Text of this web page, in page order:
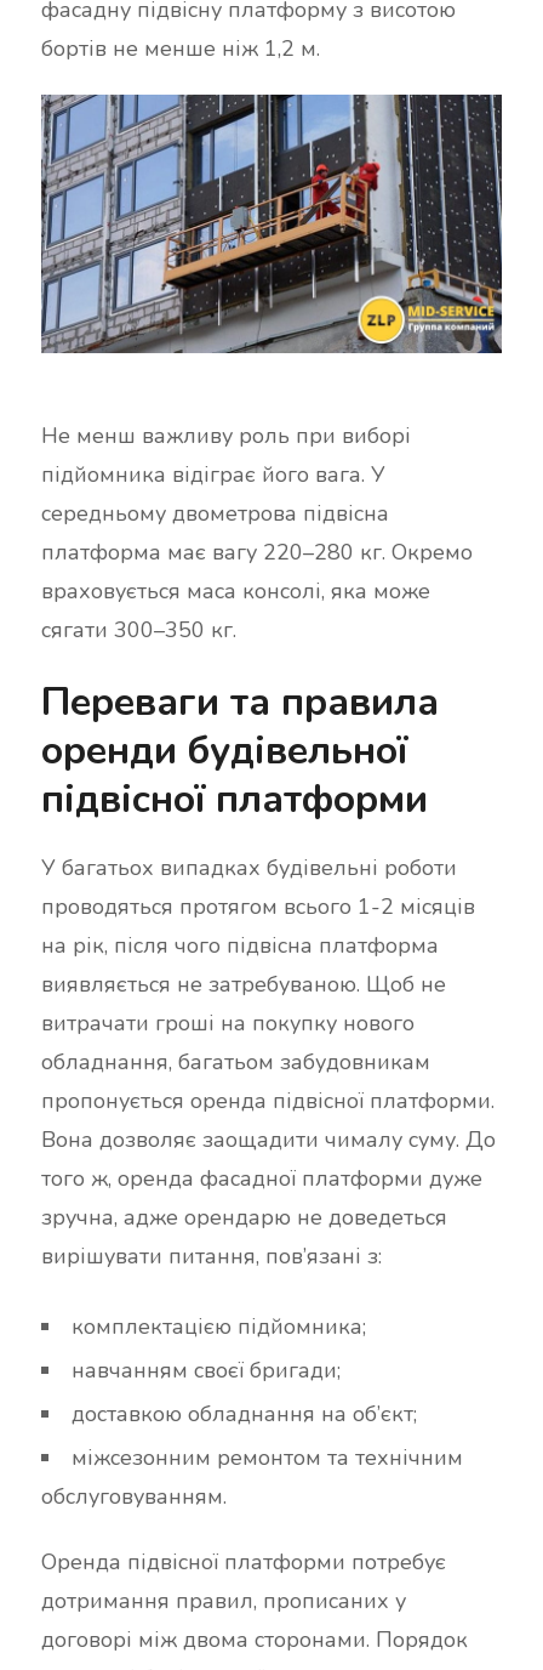
фасадну підвісну платформу з висотою
бортів не менше ніж 1,2 м.
Не менш важливу роль при виборі
підйомника відіграє його вага. У
середньому двометрова підвісна
платформа має вагу 220–280 кг. Окремо
враховується маса консолі, яка може
сягати 300–350 кг.
Переваги та правила
оренди будівельної
підвісної платформи
У багатьох випадках будівельні роботи
проводяться протягом всього 1-2 місяців
на рік, після чого підвісна платформа
виявляється не затребуваною. Щоб не
витрачати гроші на покупку нового
обладнання, багатьом забудовникам
пропонується оренда підвісної платформи.
Вона дозволяє заощадити чималу суму. До
того ж, оренда фасадної платформи дуже
зручна, адже орендарю не доведеться
вирішувати питання, пов’язані з:
комплектацією підйомника;
навчанням своєї бригади;
доставкою обладнання на об’єкт;
міжсезонним ремонтом та технічним
обслуговуванням.
Оренда підвісної платформи потребує
дотримання правил, прописаних у
договорі між двома сторонами. Порядок